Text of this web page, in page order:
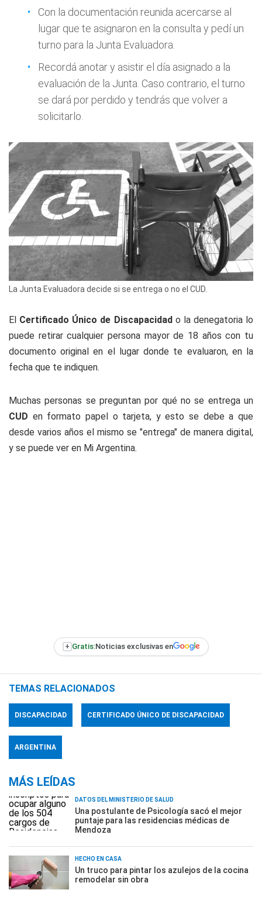
Con la documentación reunida acercarse al
lugar que te asignaron en la consulta y pedí un
turno para la Junta Evaluadora.
Recordá anotar y asistir el día asignado a la
evaluación de la Junta. Caso contrario, el turno
se dará por perdido y tendrás que volver a
solicitarlo.
La Junta Evaluadora decide si se entrega o no el CUD.
El Certificado Único de Discapacidado la denegatoria lo
puede retirar cualquier persona mayor de 18 años con tu
documento original en el lugar donde te evaluaron, en la
fecha que te indiquen.
Muchas personas se preguntan por qué no se entrega un
CUD en formato papel o tarjeta, y esto se debe a que
desde varios años el mismo se "entrega" de manera digital,
y se puede ver en Mi Argentina.
+ Gratis:Noticias exclusivas en
TEMAS RELACIONADOS
DISCAPACIDAD CERTIFICADO ÚNICO DE DISCAPACIDAD
ARGENTINA
MÁS LEÍDAS
DATOS DEL MINISTERIO DE SALUD
Una postulante de Psicología sacó el mejor
puntaje para las residencias médicas de
Mendoza
HECHO EN CASA
Un truco para pintar los azulejos de la cocina
remodelar sin obra